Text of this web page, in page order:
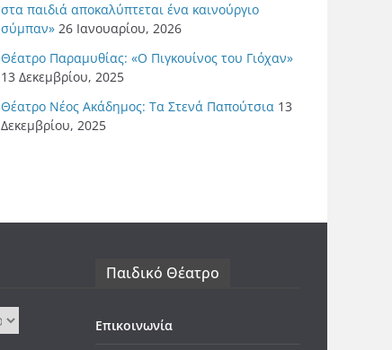
στα παιδιά αποκαλύπτεται ένα καινούργιο
σύμπαν» 26 Ιανουαρίου, 2026
Θέατρο Παραμυθίας: «Ο Πιγκουίνος του Γιόχαν»
13 Δεκεμβρίου, 2025
Θέατρο Νέος Ακάδημος: Τα Στενά Παπούτσια 13
Δεκεμβρίου, 2025
Παιδικό Θέατρο
Επικοινωνία